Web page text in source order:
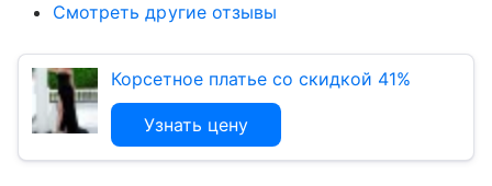
Смотреть другие отзывы
Корсетное платье со скидкой 41%
Узнать цену